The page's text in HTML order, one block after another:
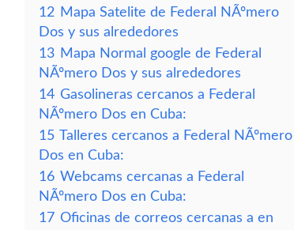
12 Mapa Satelite de Federal NÃºmero
Dos y sus alrededores
13 Mapa Normal google de Federal
NÃºmero Dos y sus alrededores
14 Gasolineras cercanos a Federal
NÃºmero Dos en Cuba:
15 Talleres cercanos a Federal NÃºmero
Dos en Cuba:
16 Webcams cercanas a Federal
NÃºmero Dos en Cuba:
17 Oficinas de correos cercanas a en